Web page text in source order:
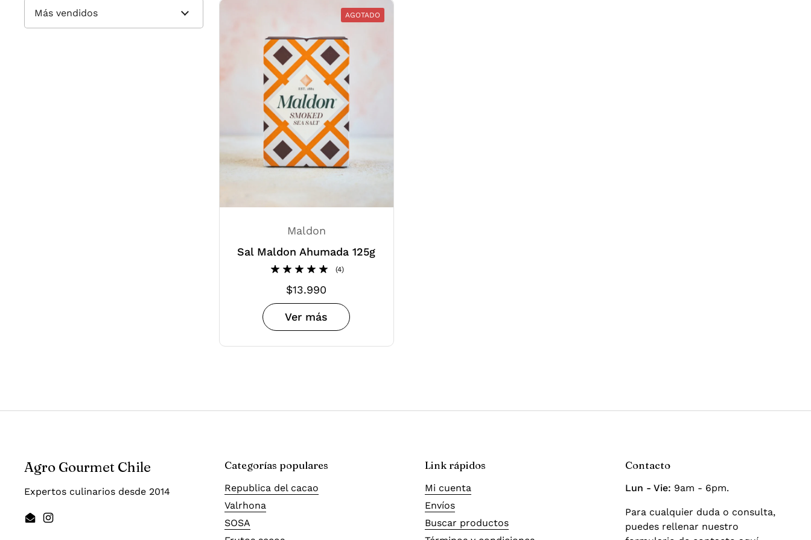
Maldon
Sal Maldon Ahumada 125g
(4)
Precio normal
$13.990
Ver más
AGOTADO
Agro Gourmet Chile
Expertos culinarios desde 2014
EmailInstagram
Categorías populares
Republica del cacao
Valrhona
SOSA
Link rápidos
Mi cuenta
Envíos
Buscar productos
Contacto
Lun - Vie: 9am - 6pm.
Para cualquier duda o consulta,
puedes rellenar nuestro